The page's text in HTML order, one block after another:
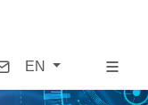
EN